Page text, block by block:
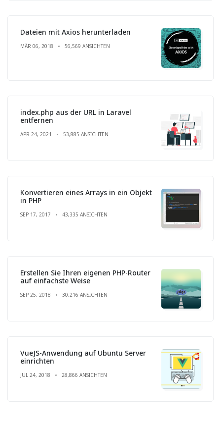
Dateien mit Axios herunterladen
MÄR 06, 2018 56,569 ANSICHTEN
index.php aus der URL in Laravel
entfernen
APR 24, 2021 53,885 ANSICHTEN
Konvertieren eines Arrays in ein Objekt
in PHP
SEP 17, 2017 43,335 ANSICHTEN
Erstellen Sie Ihren eigenen PHP-Router
auf einfachste Weise
SEP 25, 2018 30,216 ANSICHTEN
VueJS-Anwendung auf Ubuntu Server
einrichten
JUL 24, 2018 28,866 ANSICHTEN